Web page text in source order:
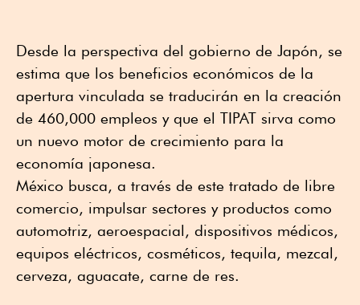
Desde la perspectiva del gobierno de Japón, se
estima que los beneficios económicos de la
apertura vinculada se traducirán en la creación
de 460,000 empleos y que el TIPAT sirva como
un nuevo motor de crecimiento para la
economía japonesa.
México busca, a través de este tratado de libre
comercio, impulsar sectores y productos como
automotriz, aeroespacial, dispositivos médicos,
equipos eléctricos, cosméticos, tequila, mezcal,
cerveza, aguacate, carne de res.